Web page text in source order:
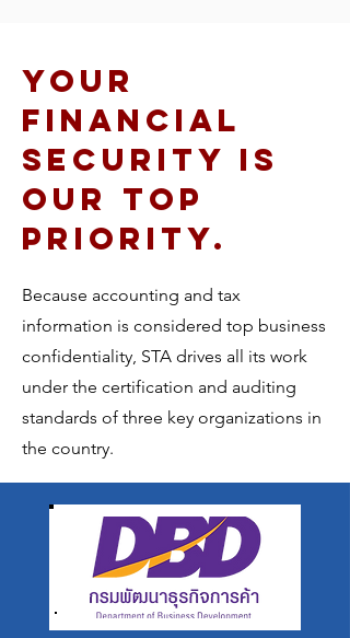
Your
financial
security is
our top
priority.
Because accounting and tax
information is considered top business
confidentiality, STA drives all its work
under the certification and auditing
standards of three key organizations in
the country.